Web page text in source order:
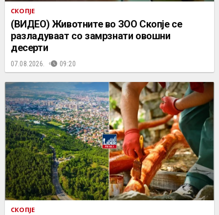
СКОПЈЕ
(ВИДЕО) Животните во ЗОО Скопје се
разладуваат со замрзнати овошни
десерти
07.08.2026. 09:20
СКОПЈЕ